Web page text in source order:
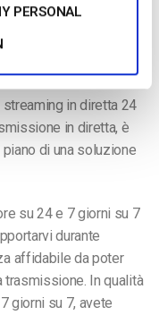
PERSONAL
utili che un servizio di
di live
in diretta 24
in diretta, è
di una soluzione
su 24 e 7 giorni su 7
durante
affidabile da poter
In qualità
giorni su 7, avete